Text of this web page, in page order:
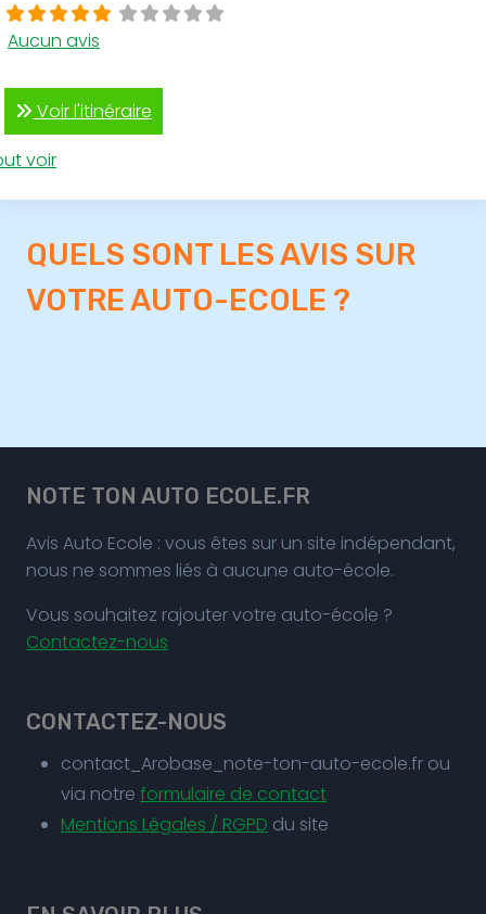
Aucun avis
Voir l'itinéraire
voir
QUELS SONT LES AVIS SUR
VOTRE AUTO-ECOLE ?
NOTE TON AUTO ECOLE.FR
Avis Auto Ecole : vous êtes sur un site indépendant,
nous ne sommes liés à aucune auto-école.
Vous souhaitez rajouter votre auto-école ?
Contactez-nous
CONTACTEZ-NOUS
contact_Arobase_note-ton-auto-ecole.fr ou
via notre formulaire de contact
Mentions Légales / RGPD du site